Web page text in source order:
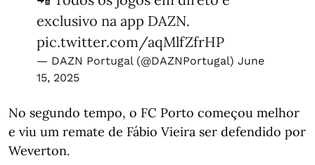
exclusivo na app DAZN.
pic.twitter.com/aqMlfZfrHP
— DAZN Portugal (@DAZNPortugal) June
15, 2025
No segundo tempo, o FC Porto começou melhor
e viu um remate de Fábio Vieira ser defendido por
Weverton.